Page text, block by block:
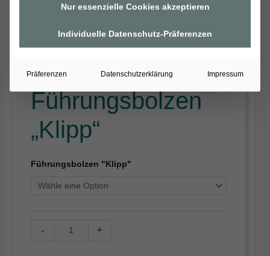
Führungsbolzen
„Klipp“
Führungsbolzen "Klipp"
- +
Nur essenzielle Cookies akzeptieren
Individuelle Datenschutz-Präferenzen
Präferenzen Datenschutzerklärung Impressum